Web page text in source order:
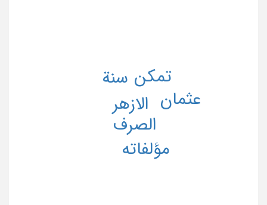
الازهر
الصرف
تمکن سنة
عثمان
مؤلفاته